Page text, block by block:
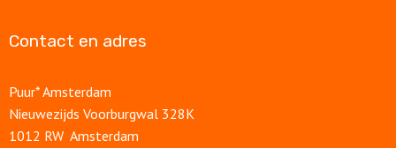
Contact en adres
Puur* Amsterdam
Nieuwezijds Voorburgwal 328K
1012 RW Amsterdam